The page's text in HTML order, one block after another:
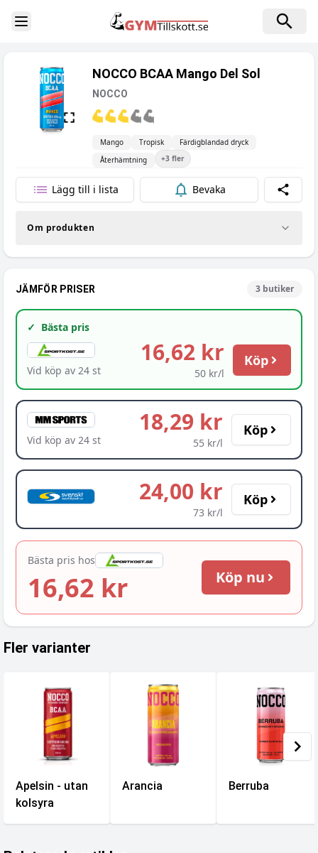
Toggle Sidebar
NOCCO BCAA Mango Del Sol
NOCCO
Mango Tropisk
Färdigblandad dryck
Återhämtning
+3 fler
Lägg till i lista Bevaka Dela
Om produkten
JÄMFÖR PRISER 3 butiker
✓ Bästa pris
Vid köp av 24 st
16,62 kr
50 kr/l
Köp
Vid köp av 24 st
18,29 kr
55 kr/l
Köp
24,00 kr
73 kr/l
Köp
Bästa pris hos
16,62 kr Köp nu
Fler varianter
Apelsin - utan
kolsyra
Arancia Berruba